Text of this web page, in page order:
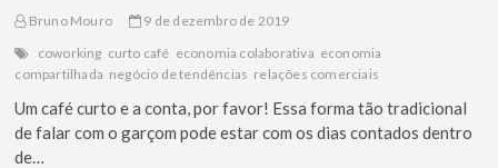
Bruno Mouro
9 de dezembro de 2019
coworking curto café economia colaborativa economia
compartilhada negócio de tendências relações comerciais
Um café curto e a conta, por favor! Essa forma tão tradicional
de falar com o garçom pode estar com os dias contados dentro
de…